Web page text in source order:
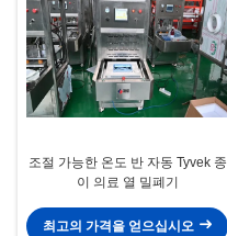
조절 가능한 온도 반 자동 Tyvek 종
이 의료 열 밀폐기
최고의 가격을 얻으십시오